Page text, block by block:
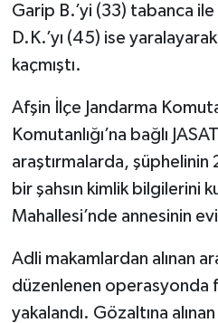
Garip B.’yi (33) tabanca
D.K.’yı (45) ise
kaçmıştı.
Afşin İlçe Jandarma
Komutanlığı’na bağlı
araştırmalarda, şüphelinin
bir şahsın kimlik bilgilerini
Mahallesi’nde annesinin
Adli makamlardan alınan
düzenlenen operasyonda
yakalandı. Gözaltına